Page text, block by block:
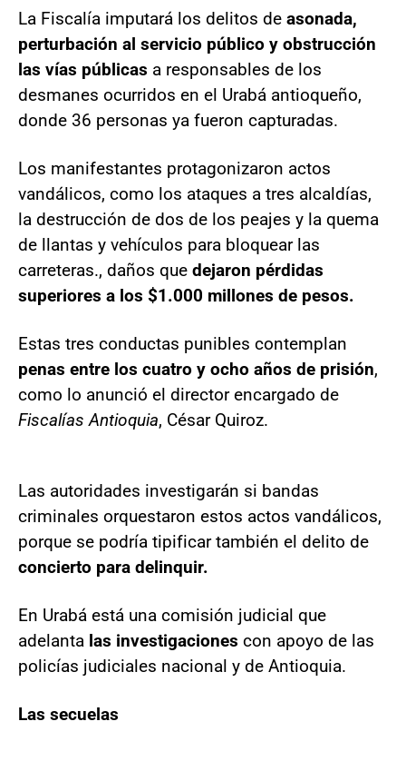
La Fiscalía imputará los delitos de asonada,
perturbación al servicio público y obstrucción
las vías públicas a responsables de los
desmanes ocurridos en el Urabá antioqueño,
donde 36 personas ya fueron capturadas.
Los manifestantes protagonizaron actos
vandálicos, como los ataques a tres alcaldías,
la destrucción de dos de los peajes y la quema
de llantas y vehículos para bloquear las
carreteras., daños que dejaron pérdidas
superiores a los $1.000 millones de pesos.
Estas tres conductas punibles contemplan
penas entre los cuatro y ocho años de prisión,
como lo anunció el director encargado de
Fiscalías Antioquia, César Quiroz.
Las autoridades investigarán si bandas
criminales orquestaron estos actos vandálicos,
porque se podría tipificar también el delito de
concierto para delinquir.
En Urabá está una comisión judicial que
adelanta las investigaciones con apoyo de las
policías judiciales nacional y de Antioquia.
Las secuelas